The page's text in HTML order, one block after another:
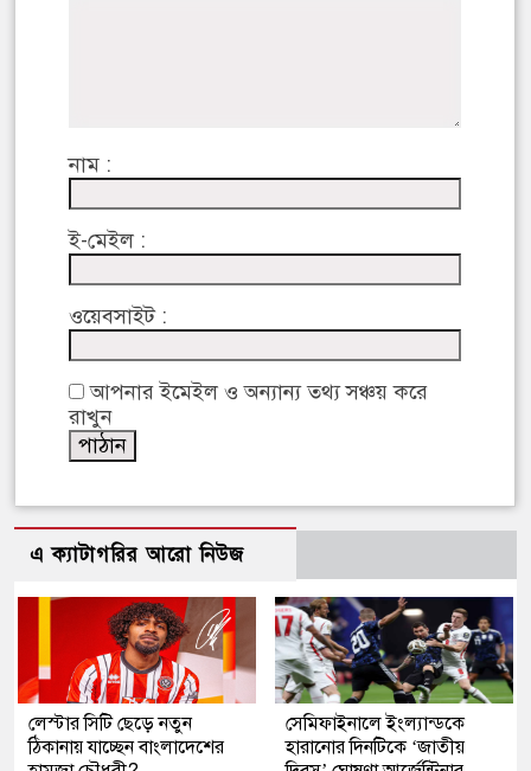
নাম :
ই-মেইল :
ওয়েবসাইট :
আপনার ইমেইল ও অন্যান্য তথ্য সঞ্চয় করে
রাখুন
এ ক্যাটাগরির আরো নিউজ
লেস্টার সিটি ছেড়ে নতুন
ঠিকানায় যাচ্ছেন বাংলাদেশের
সেমিফাইনালে ইংল্যান্ডকে
হারানোর দিনটিকে ‘জাতীয়